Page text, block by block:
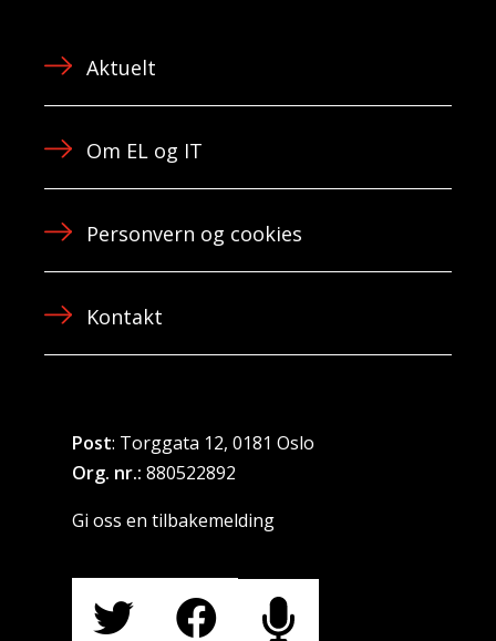
Aktuelt
Om EL og IT
Personvern og cookies
Kontakt
Post: Torggata 12, 0181 Oslo
Org. nr.: 880522892
Gi oss en tilbakemelding